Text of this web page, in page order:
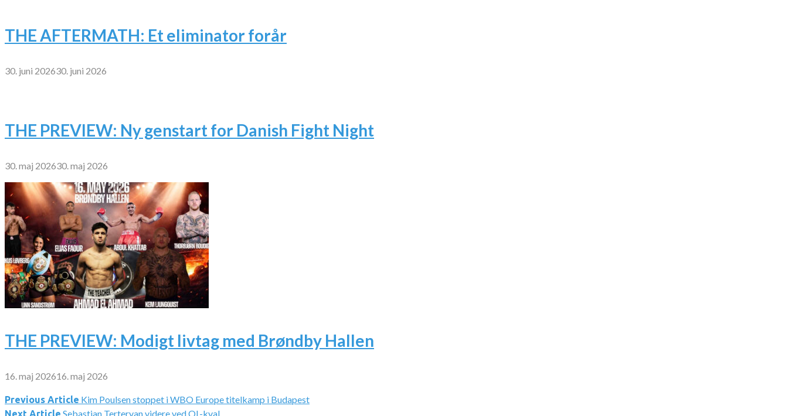
THE AFTERMATH: Et eliminator forår
30. juni 202630. juni 2026
THE PREVIEW: Ny genstart for Danish Fight Night
30. maj 202630. maj 2026
THE PREVIEW: Modigt livtag med Brøndby Hallen
16. maj 202616. maj 2026
Indlægsnavigation
Previous Article Kim Poulsen stoppet i WBO Europe titelkamp i Budapest
Next Article Sebastian Terteryan videre ved OL-kval